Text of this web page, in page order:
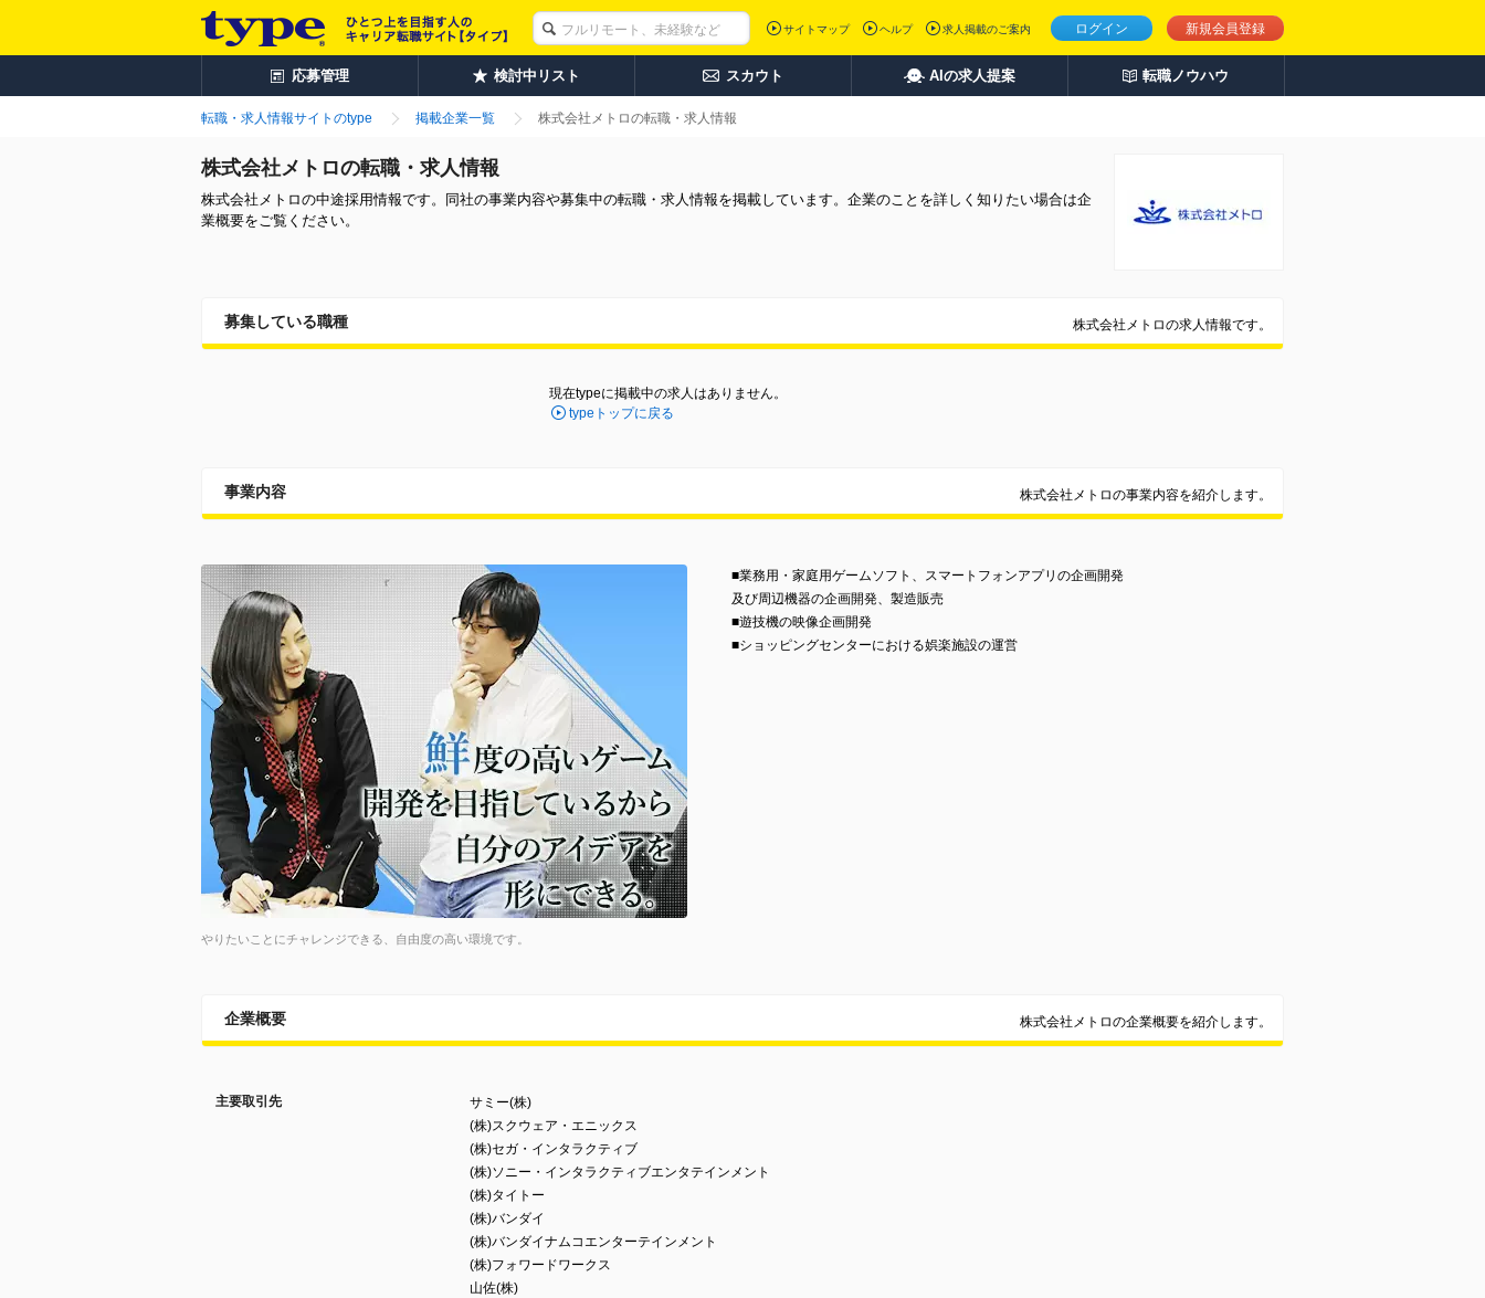
ログイン 新規会員登録
サイトマップ ヘルプ 求人掲載のご案内
応募管理 検討中リスト スカウト AIの求人提案 転職ノウハウ
転職・求人情報サイトのtype 掲載企業一覧 株式会社メトロの転職・求人情報
株式会社メトロの転職・求人情報
株式会社メトロの中途採用情報です。同社の事業内容や募集中の転職・求人情報を掲載しています。企業のことを詳しく知りたい場合は企
業概要をご覧ください。
募集している職種 株式会社メトロの求人情報です。
現在typeに掲載中の求人はありません。
typeトップに戻る
事業内容 株式会社メトロの事業内容を紹介します。
やりたいことにチャレンジできる、自由度の高い環境です。
■業務用・家庭用ゲームソフト、スマートフォンアプリの企画開発
及び周辺機器の企画開発、製造販売
■遊技機の映像企画開発
■ショッピングセンターにおける娯楽施設の運営
企業概要 株式会社メトロの企業概要を紹介します。
主要取引先
サミー(株)
(株)スクウェア・エニックス
(株)セガ・インタラクティブ
(株)ソニー・インタラクティブエンタテインメント
(株)タイトー
(株)バンダイ
(株)バンダイナムコエンターテインメント
(株)フォワードワークス
山佐(株)